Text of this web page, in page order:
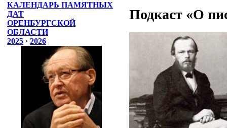
КАЛЕНДАРЬ ПАМЯТНЫХ
ДАТ
ОРЕНБУРГСКОЙ
ОБЛАСТИ
2025 · 2026
Подкаст «О